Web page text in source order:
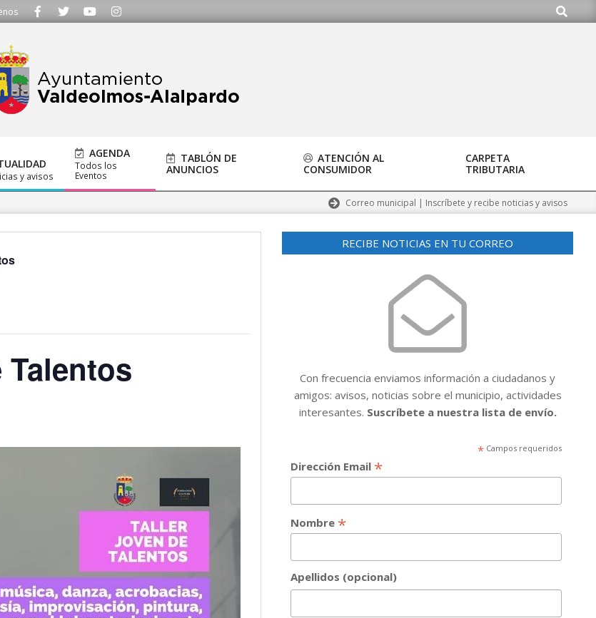
- Llámanos al 91 620 21 53 o escríbenos a ayuntamiento@alalpardo.org Buscar
y avisos
AGENDA
Todos los
Eventos
TABLÓN DE
ANUNCIOS
ATENCIÓN AL
CONSUMIDOR
CARPETA
TRIBUTARIA
Correo municipal | Inscríbete y recibe noticias y avisos
RECIBE NOTICIAS EN TU CORREO
Con frecuencia enviamos información a ciudadanos y
amigos: avisos, noticias sobre el municipio, actividades
interesantes. Suscríbete a nuestra lista de envío.
* Campos requeridos
Dirección Email *
Nombre *
Apellidos (opcional)